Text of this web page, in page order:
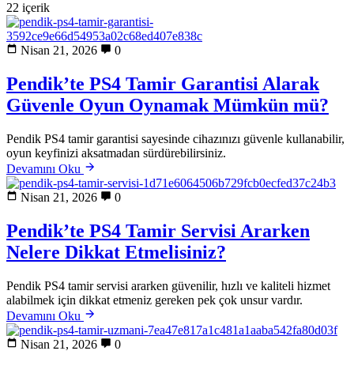
22 içerik
Nisan 21, 2026 0
Pendik’te PS4 Tamir Garantisi Alarak
Güvenle Oyun Oynamak Mümkün mü?
Pendik PS4 tamir garantisi sayesinde cihazınızı güvenle kullanabilir,
oyun keyfinizi aksatmadan sürdürebilirsiniz.
Devamını Oku
Nisan 21, 2026 0
Pendik’te PS4 Tamir Servisi Ararken
Nelere Dikkat Etmelisiniz?
Pendik PS4 tamir servisi ararken güvenilir, hızlı ve kaliteli hizmet
alabilmek için dikkat etmeniz gereken pek çok unsur vardır.
Devamını Oku
Nisan 21, 2026 0